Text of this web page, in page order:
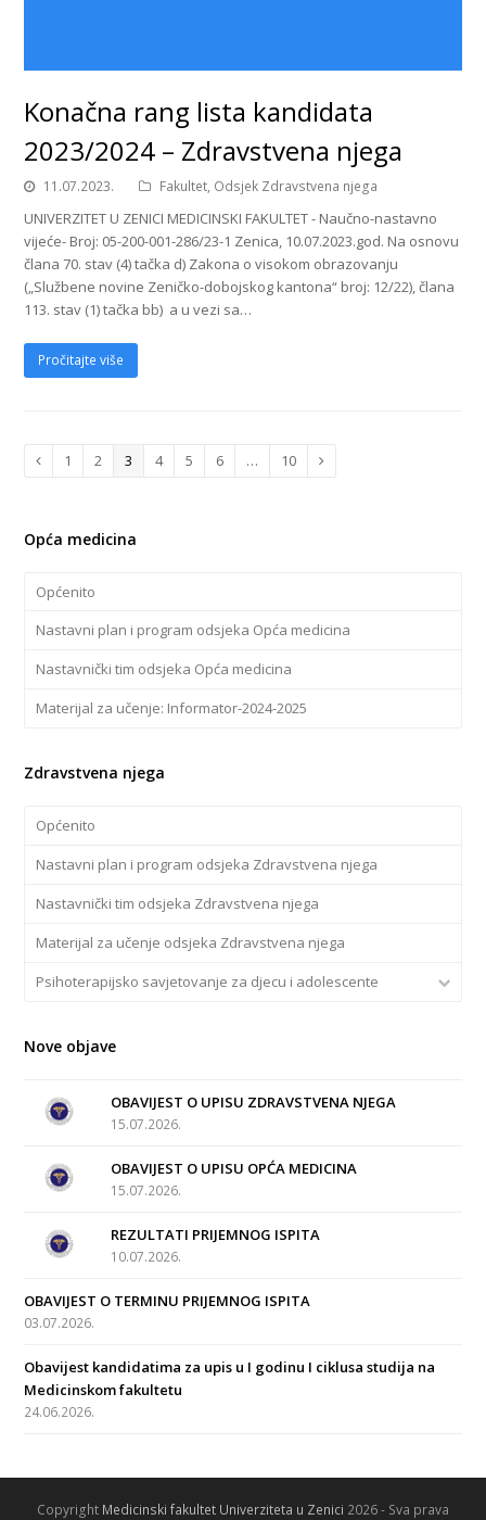
Konačna rang lista kandidata
2023/2024 – Zdravstvena njega
11.07.2023. Fakultet, Odsjek Zdravstvena njega
UNIVERZITET U ZENICI MEDICINSKI FAKULTET - Naučno-nastavno
vijeće- Broj: 05-200-001-286/23-1 Zenica, 10.07.2023.god. Na osnovu
člana 70. stav (4) tačka d) Zakona o visokom obrazovanju
(„Službene novine Zeničko-dobojskog kantona“ broj: 12/22), člana
113. stav (1) tačka bb) a u vezi sa…
Pročitajte više
Previous
Page
1 Page
2 Page
3 Page
4 Page
5 Page
6 … Page
10
Opća medicina
Općenito
Nastavni plan i program odsjeka Opća medicina
Nastavnički tim odsjeka Opća medicina
Materijal za učenje: Informator-2024-2025
Zdravstvena njega
Općenito
Nastavni plan i program odsjeka Zdravstvena njega
Nastavnički tim odsjeka Zdravstvena njega
Materijal za učenje odsjeka Zdravstvena njega
Psihoterapijsko savjetovanje za djecu i adolescente
Nove objave
OBAVIJEST O UPISU ZDRAVSTVENA NJEGA
15.07.2026.
OBAVIJEST O UPISU OPĆA MEDICINA
15.07.2026.
REZULTATI PRIJEMNOG ISPITA
10.07.2026.
OBAVIJEST O TERMINU PRIJEMNOG ISPITA
03.07.2026.
Obavijest kandidatima za upis u I godinu I ciklusa studija na
Medicinskom fakultetu
24.06.2026.
Copyright Medicinski fakultet Univerziteta u Zenici 2026 - Sva prava